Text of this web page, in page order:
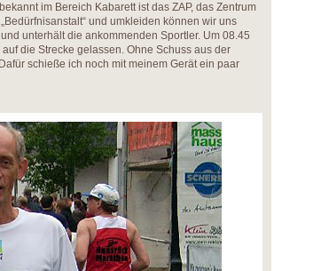
im Bereich Kabarett ist das ZAP, das Zentrum
und umkleiden können wir uns
unterhält die ankommenden Sportler. Um 08.45
die Strecke gelassen. Ohne Schuss aus der
schieße ich noch mit meinem Gerät ein paar